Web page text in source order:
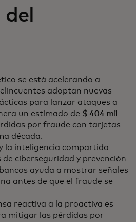
se está acelerando a
adoptan nuevas
para lanzar ataques a
un estimado de $ 404 mil
una pestaña nueva
por fraude con tarjetas
década.
la inteligencia compartida
de ciberseguridad y prevención
ayuda a mostrar señales
antes de que el fraude se
reactiva a la proactiva es
mitigar las pérdidas por